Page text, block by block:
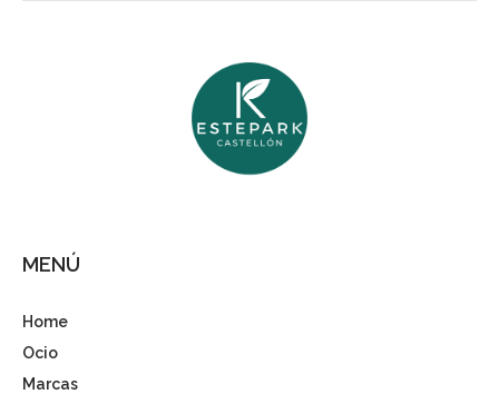
MENÚ
Home
Ocio
Marcas